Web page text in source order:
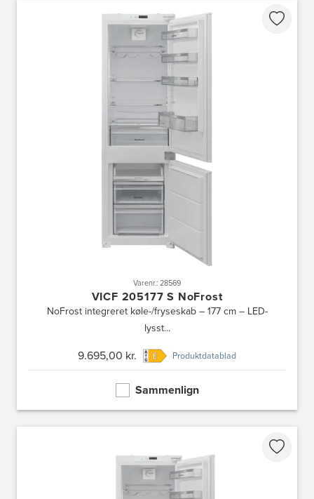
Varenr.: 28569
VICF 205177 S NoFrost
NoFrost integreret køle-/fryseskab – 177 cm – LED-
lysst...
9.695,00 kr. Produktdatablad
Sammenlign